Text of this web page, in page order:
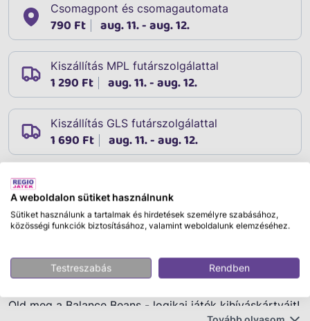
Csomagpont és csomagautomata
790 Ft aug. 11. - aug. 12.
Kiszállítás MPL futárszolgálattal
1 290 Ft aug. 11. - aug. 12.
Kiszállítás GLS futárszolgálattal
1 690 Ft aug. 11. - aug. 12.
Leírás Cikkszám:
Thinkfun: Balance Beans - logikai játék
Játékosok száma:1+ játékos,Korosztály:5 éves kortól
ajánlott,
Old meg a Balance Beans - logikai játék kihíváskártyáit!
A weboldalon sütiket használnunk
Sütiket használunk a tartalmak és hirdetések személyre szabásához,
közösségi funkciók biztosításához, valamint weboldalunk elemzéséhez.
Testreszabás Rendben